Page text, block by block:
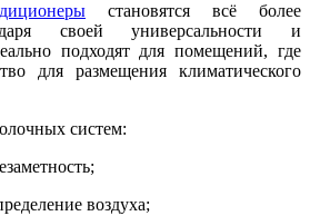
становятся всё более
своей универсальности и
подходят для помещений, где
для размещения климатического
систем:
воздуха;